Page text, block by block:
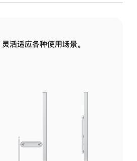
灵活适应各种使用场景。